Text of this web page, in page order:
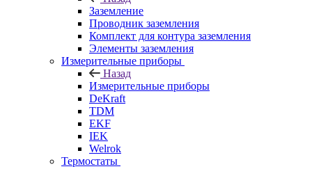
Заземление
Проводник заземления
Комплект для контура заземления
Элементы заземления
Измерительные приборы
Назад
Измерительные приборы
DeKraft
TDM
EKF
IEK
Welrok
Термостаты